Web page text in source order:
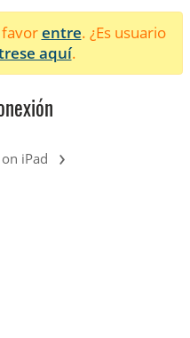
favorentre. ¿Es usuario
aquí.
iPad ›